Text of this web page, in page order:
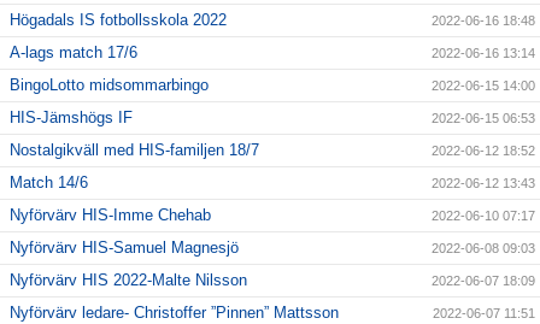
Högadals IS fotbollsskola 2022 2022-06-16 18:48
A-lags match 17/6 2022-06-16 13:14
BingoLotto midsommarbingo 2022-06-15 14:00
HIS-Jämshögs IF 2022-06-15 06:53
Nostalgikväll med HIS-familjen 18/7 2022-06-12 18:52
Match 14/6 2022-06-12 13:43
Nyförvärv HIS-Imme Chehab 2022-06-10 07:17
Nyförvärv HIS-Samuel Magnesjö 2022-06-08 09:03
Nyförvärv HIS 2022-Malte Nilsson 2022-06-07 18:09
Nyförvärv ledare- Christoffer ”Pinnen” Mattsson 2022-06-07 11:51